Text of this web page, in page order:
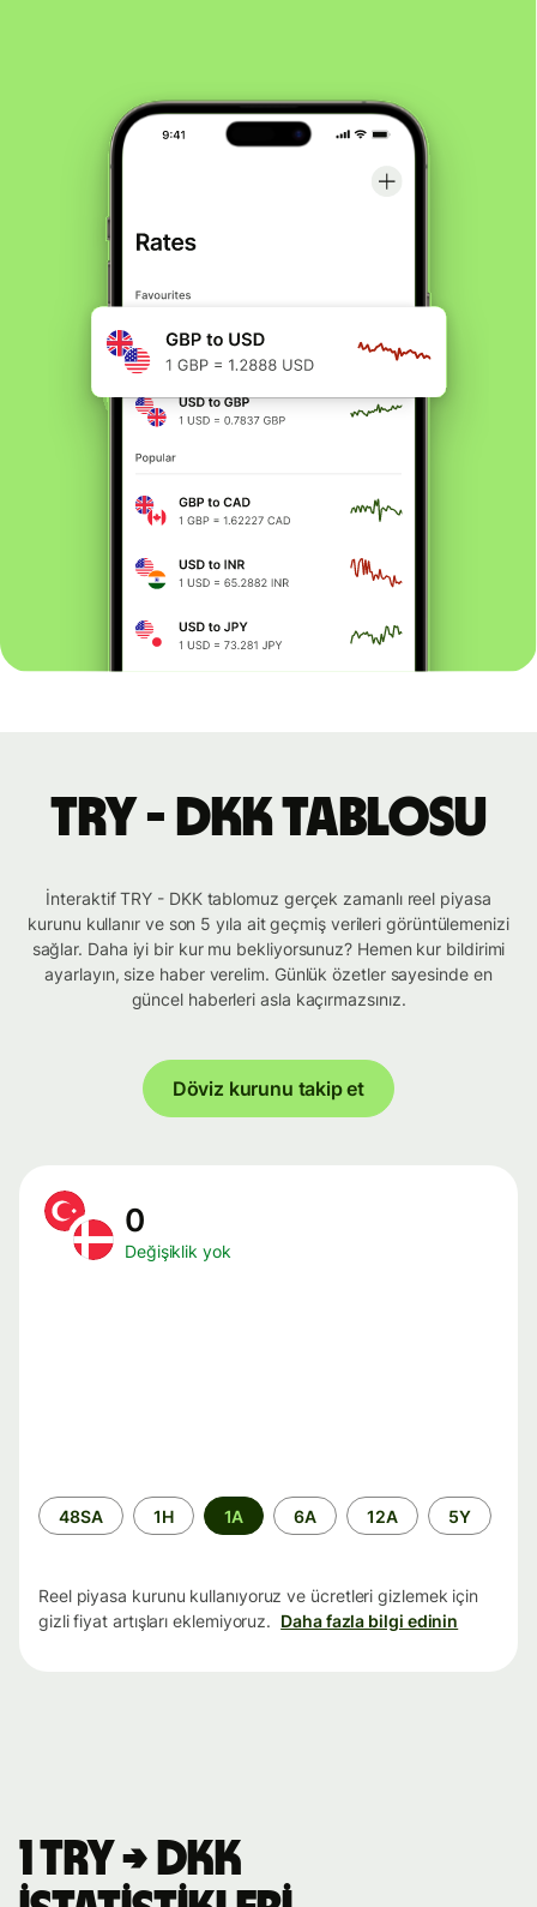
TRY - DKK tablosu
İnteraktif TRY - DKK tablomuz gerçek zamanlı reel piyasa
kurunu kullanır ve son 5 yıla ait geçmiş verileri görüntülemenizi
sağlar. Daha iyi bir kur mu bekliyorsunuz? Hemen kur bildirimi
ayarlayın, size haber verelim. Günlük özetler sayesinde en
güncel haberleri asla kaçırmazsınız.
Döviz kurunu takip et
0
Değişiklik yok
Zaman
aralığı
48SA 1H 1A 6A 12A 5Y
Reel piyasa kurunu kullanıyoruz ve ücretleri gizlemek için
gizli fiyat artışları eklemiyoruz. Daha fazla bilgi edinin
1 TRY → DKK